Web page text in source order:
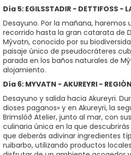
Día 5: EGILSSTADIR - DETTIFOSS -
Desayuno. Por la mañana,
recorrido hasta la gran catarata de
Mývatn, conocido por su
paisaje único de pseudocráteres
parada en los baños naturales de
alojamiento.
Día 6: MYVATN - AKUREYRI -
Desayuno y salida hacia Akureyri.
dioses paganos» y en Akureyri, la
Brimslóð Atelier, junto al mar, con
culinaria única en la que
que deberás adivinar ingredientes
ruibarbo, utilizando productos